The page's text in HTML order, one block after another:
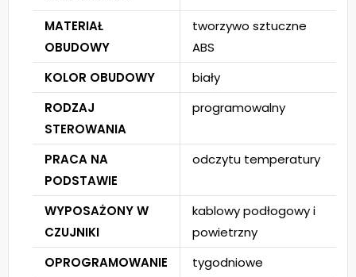
MATERIAŁ
OBUDOWY
tworzywo sztuczne
ABS
KOLOR OBUDOWY
biały
RODZAJ
STEROWANIA
programowalny
PRACA NA
PODSTAWIE
odczytu temperatury
WYPOSAŻONY W
CZUJNIKI
kablowy podłogowy i
powietrzny
OPROGRAMOWANIE
tygodniowe